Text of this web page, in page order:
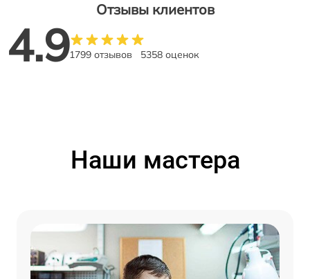
Отзывы клиентов
4.91799 отзывов 5358 оценок
Наши мастера